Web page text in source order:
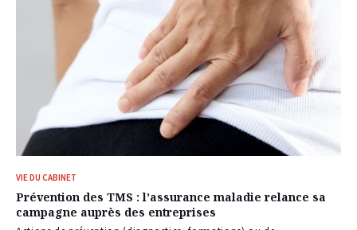
VIE DU CABINET
Prévention des TMS : l’assurance maladie relance sa
campagne auprès des entreprises